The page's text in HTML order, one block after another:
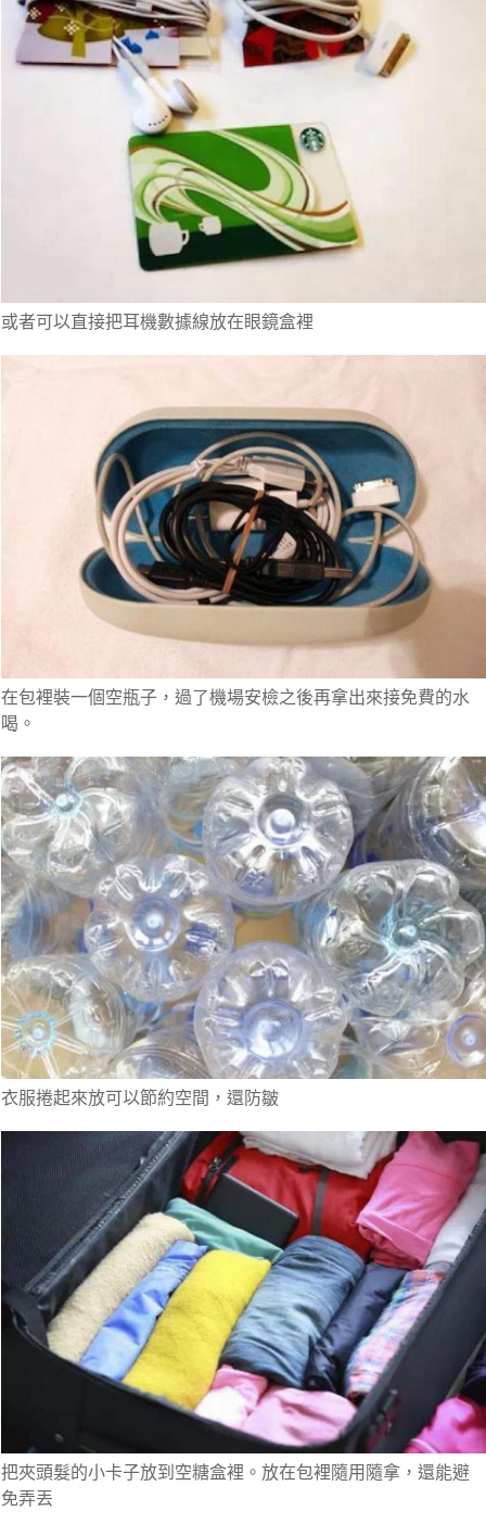
或者可以直接把耳機數據線放在眼鏡盒裡
在包裡裝一個空瓶子，過了機場安檢之後再拿出來接免費的水
喝。
衣服捲起來放可以節約空間，還防皺
把夾頭髮的小卡子放到空糖盒裡。放在包裡隨用隨拿，還能避
免弄丟